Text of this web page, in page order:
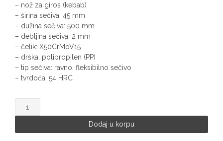
– nož za giros (kebab)
– širina sečiva: 45 mm
– dužina sečiva: 500 mm
– debljina sečiva: 2 mm
– čelik: X50CrMoV15
– drška: polipropilen (PP)
– tip sečiva: ravno, fleksibilno sečivo
– tvrdoća: 54 HRC
Pirge
količina
Dodaj u korpu